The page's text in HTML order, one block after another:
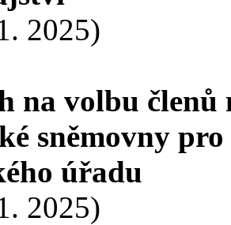
2025)
na volbu členů
sněmovny
úřadu
2025)